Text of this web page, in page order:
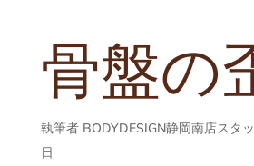
骨盤の
執筆者 BODYDESIGN静岡南店スタ
日